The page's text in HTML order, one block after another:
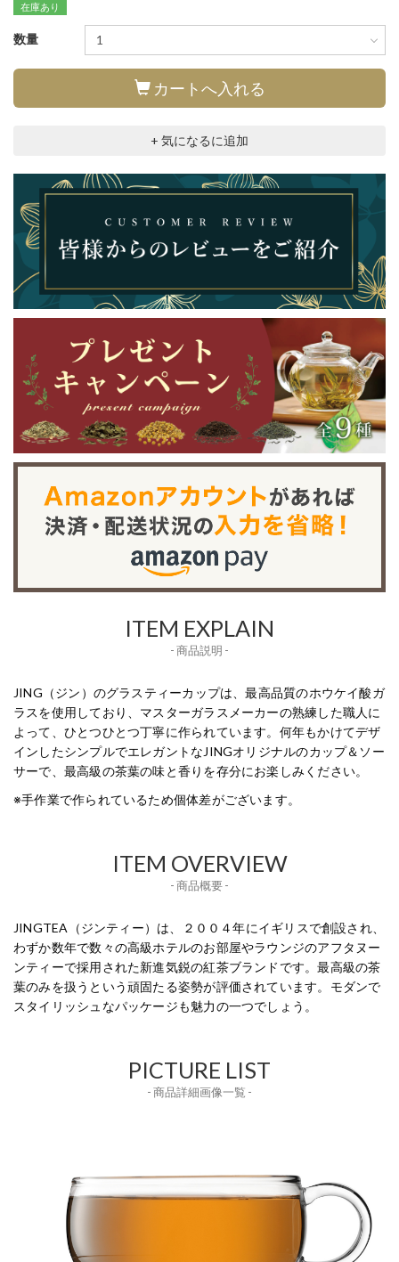
在庫あり
数量
カートへ入れる
+ 気になるに追加
ITEM EXPLAIN
- 商品説明 -
JING（ジン）のグラスティーカップは、最高品質のホウケイ酸ガ
ラスを使用しており、マスターガラスメーカーの熟練した職人に
よって、ひとつひとつ丁寧に作られています。何年もかけてデザ
インしたシンプルでエレガントなJINGオリジナルのカップ＆ソー
サーで、最高級の茶葉の味と香りを存分にお楽しみください。
※手作業で作られているため個体差がございます。
ITEM OVERVIEW
- 商品概要 -
JINGTEA（ジンティー）は、２００４年にイギリスで創設され、
わずか数年で数々の高級ホテルのお部屋やラウンジのアフタヌー
ンティーで採用された新進気鋭の紅茶ブランドです。最高級の茶
葉のみを扱うという頑固たる姿勢が評価されています。モダンで
スタイリッシュなパッケージも魅力の一つでしょう。
PICTURE LIST
- 商品詳細画像一覧 -